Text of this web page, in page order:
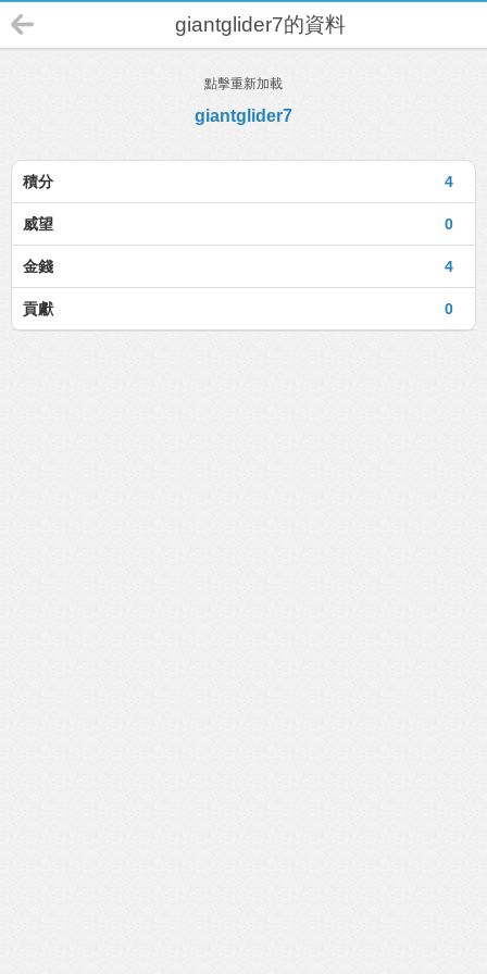
giantglider7的資料
點擊重新加載
giantglider7
4
積分
0
威望
4
金錢
0
貢獻